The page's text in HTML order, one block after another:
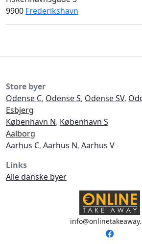
9900 Frederikshavn
Store byer
Odense C, Odense S, Odense SV,
Esbjerg
København N, København S
Aalborg
Aarhus C, Aarhus N, Aarhus V
Links
Alle danske byer